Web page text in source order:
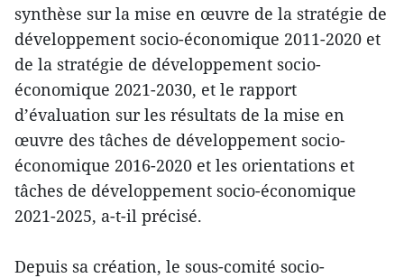
synthèse sur la mise en œuvre de la stratégie de
développement socio-économique 2011-2020 et
de la stratégie de développement socio-
économique 2021-2030, et le rapport
d’évaluation sur les résultats de la mise en
œuvre des tâches de développement socio-
économique 2016-2020 et les orientations et
tâches de développement socio-économique
2021-2025, a-t-il précisé.
Depuis sa création, le sous-comité socio-